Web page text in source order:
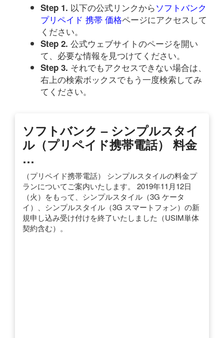
Step 1. 以下の公式リンクからソフトバンク
プリペイド 携帯 価格ページにアクセスして
ください。
Step 2. 公式ウェブサイトのページを開い
て、必要な情報を見つけてください。
Step 3. それでもアクセスできない場合は、
右上の検索ボックスでもう一度検索してみ
てください。
ソフトバンク – シンプルスタイ
ル（プリペイド携帯電話） 料金
…
（プリペイド携帯電話） シンプルスタイルの料金プ
ランについてご案内いたします。 2019年11月12日
（火）をもって、シンプルスタイル（3G ケータ
イ）、シンプルスタイル（3G スマートフォン）の新
規申し込み受け付けを終了いたしました（USIM単体
契約含む）。